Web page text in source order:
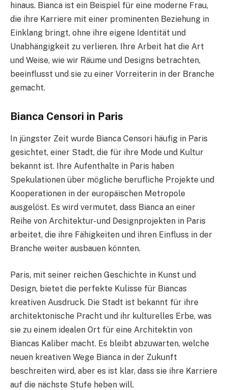
hinaus. Bianca ist ein Beispiel für eine moderne Frau,
die ihre Karriere mit einer prominenten Beziehung in
Einklang bringt, ohne ihre eigene Identität und
Unabhängigkeit zu verlieren. Ihre Arbeit hat die Art
und Weise, wie wir Räume und Designs betrachten,
beeinflusst und sie zu einer Vorreiterin in der Branche
gemacht.
Bianca Censori in Paris
In jüngster Zeit wurde Bianca Censori häufig in Paris
gesichtet, einer Stadt, die für ihre Mode und Kultur
bekannt ist. Ihre Aufenthalte in Paris haben
Spekulationen über mögliche berufliche Projekte und
Kooperationen in der europäischen Metropole
ausgelöst. Es wird vermutet, dass Bianca an einer
Reihe von Architektur- und Designprojekten in Paris
arbeitet, die ihre Fähigkeiten und ihren Einfluss in der
Branche weiter ausbauen könnten.
Paris, mit seiner reichen Geschichte in Kunst und
Design, bietet die perfekte Kulisse für Biancas
kreativen Ausdruck. Die Stadt ist bekannt für ihre
architektonische Pracht und ihr kulturelles Erbe, was
sie zu einem idealen Ort für eine Architektin von
Biancas Kaliber macht. Es bleibt abzuwarten, welche
neuen kreativen Wege Bianca in der Zukunft
beschreiten wird, aber es ist klar, dass sie ihre Karriere
auf die nächste Stufe heben will.